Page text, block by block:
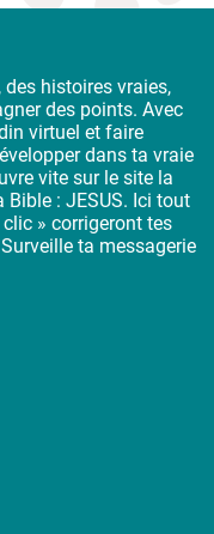
histoires vraies,
des points. Avec
virtuel et faire
dans ta vraie
vite sur le site la
: JESUS. Ici tout
» corrigeront tes
ta messagerie